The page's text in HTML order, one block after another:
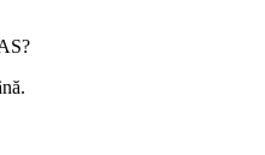
?
.